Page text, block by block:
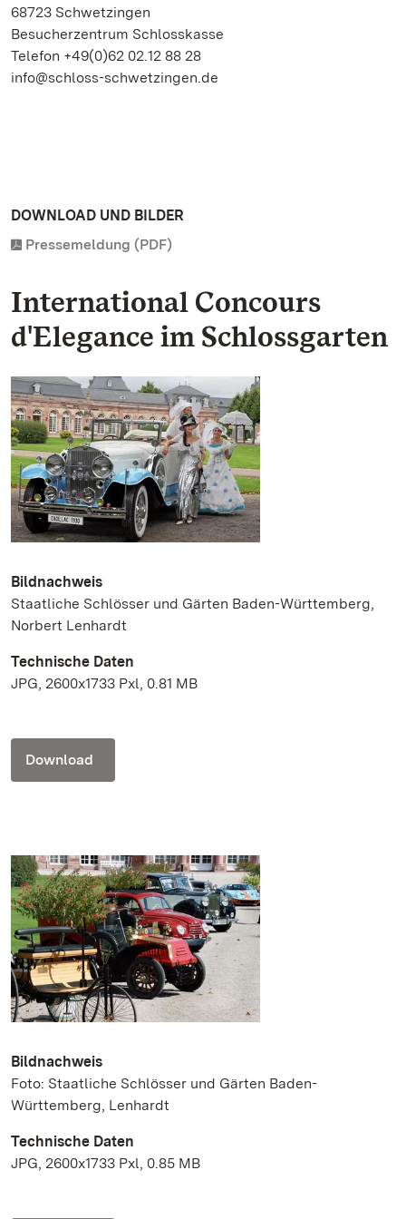
68723 Schwetzingen
Besucherzentrum Schlosskasse
Telefon +49(0)62 02.12 88 28
info@schloss-schwetzingen.de
DOWNLOAD UND BILDER
Pressemeldung (PDF)
International Concours
d'Elegance im Schlossgarten
Bildnachweis
Staatliche Schlösser und Gärten Baden-Württemberg,
Norbert Lenhardt
Technische Daten
JPG, 2600x1733 Pxl, 0.81 MB
Download
Bildnachweis
Foto: Staatliche Schlösser und Gärten Baden-
Württemberg, Lenhardt
Technische Daten
JPG, 2600x1733 Pxl, 0.85 MB